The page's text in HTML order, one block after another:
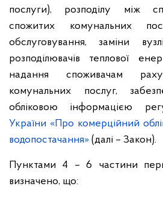
послуги), розподілу між
спожитих комунальних
обслуговування, заміни
розподілювачів теплової
надання споживачам
комунальних послуг,
обліковою інформацією
України «Про комерційний
водопостачання» (далі – Закон).
Пунктами 4 – 6 частини
визначено, що: